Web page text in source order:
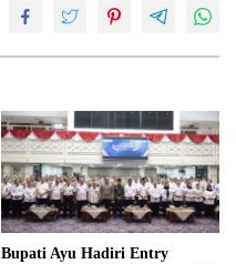
Bupati Ayu Hadiri Entry